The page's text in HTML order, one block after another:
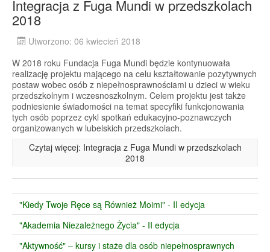
Integracja z Fuga Mundi w przedszkolach
2018
Utworzono: 06 kwiecień 2018
W 2018 roku Fundacja Fuga Mundi będzie kontynuowała
realizację projektu mającego na celu kształtowanie pozytywnych
postaw wobec osób z niepełnosprawnościami u dzieci w wieku
przedszkolnym i wczesnoszkolnym. Celem projektu jest także
podniesienie świadomości na temat specyfiki funkcjonowania
tych osób poprzez cykl spotkań edukacyjno-poznawczych
organizowanych w lubelskich przedszkolach.
Czytaj więcej: Integracja z Fuga Mundi w przedszkolach
2018
"Kiedy Twoje Ręce są Również Moimi" - II edycja
"Akademia Niezależnego Życia" - II edycja
"Aktywność" – kursy i staże dla osób niepełnosprawnych